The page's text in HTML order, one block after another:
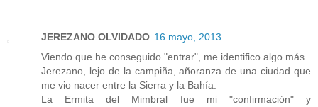
JEREZANO OLVIDADO 16 mayo, 2013
Viendo que he conseguido "entrar", me identifico algo más.
Jerezano, lejo de la campiña, añoranza de una ciudad que
me vio nacer entre la Sierra y la Bahía.
La Ermita del Mimbral fue mi "confirmación" y